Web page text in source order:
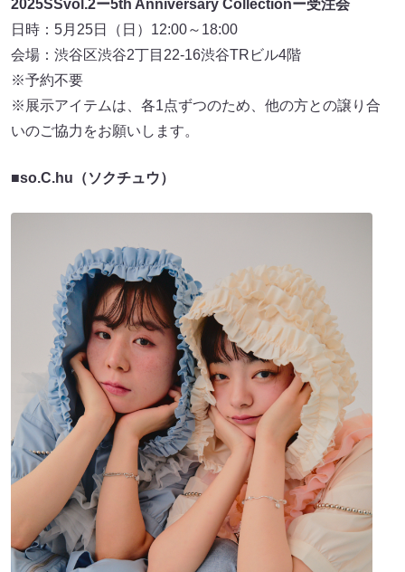
2025SSvol.2ー5th Anniversary Collectionー受注会
日時：5月25日（日）12:00～18:00
会場：渋谷区渋谷2丁目22-16渋谷TRビル4階
※予約不要
※展示アイテムは、各1点ずつのため、他の方との譲り合
いのご協力をお願いします。
■so.C.hu（ソクチュウ）